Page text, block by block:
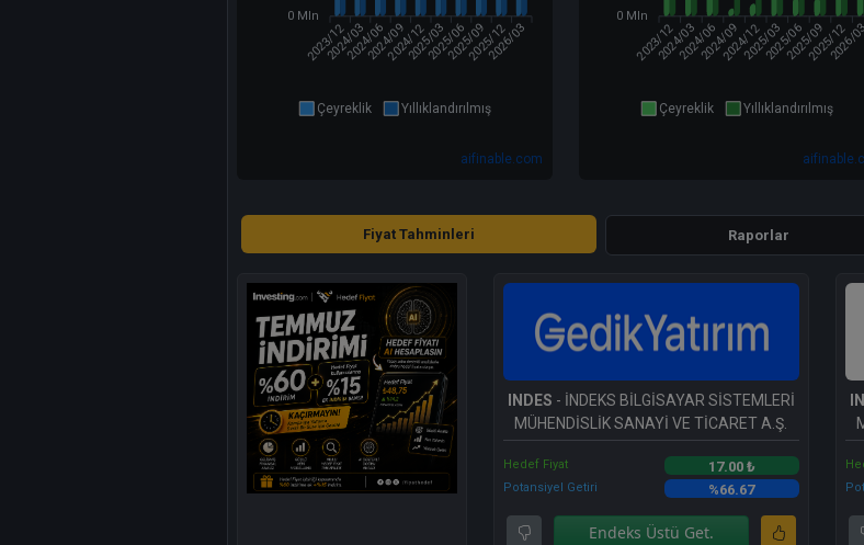
0 Mln
2023/12
2024/032024/062024/092024/122025/032025/062025/092025/12
2026/03
Çeyreklik Yıllıklandırılmış
aifinable.com
0 Mln
2023/122024/032024/062024/092024/122025/032025/062025/092025/12
2026/03
Çeyreklik Yıllıklandırılmış
Fiyat Tahminleri Raporlar
INDES - İNDEKS BİLGİSAYAR SİSTEMLERİ
MÜHENDİSLİK SANAYİ VE TİCARET A.Ş.
Hedef Fiyat 17.00 ₺
Potansiyel Getiri %66.67
Endeks Üstü Get.